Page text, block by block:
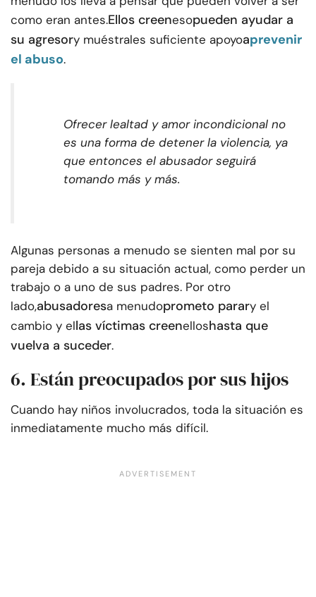
como eran antes.Ellos creenesopueden ayudar a
su agresory muéstrales suficiente apoyoaprevenir
el abuso.
Ofrecer lealtad y amor incondicional no
es una forma de detener la violencia, ya
que entonces el abusador seguirá
tomando más y más.
Algunas personas a menudo se sienten mal por su
pareja debido a su situación actual, como perder un
trabajo o a uno de sus padres. Por otro
lado,abusadoresa menudoprometo parary el
cambio y ellas víctimas creenelloshasta que
vuelva a suceder.
6. Están preocupados por sus hijos
Cuando hay niños involucrados, toda la situación es
inmediatamente mucho más difícil.